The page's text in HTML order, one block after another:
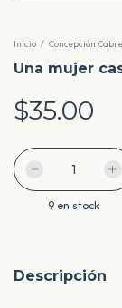
Inicio / Concepción
Una mujer
$35.00
9en stock
Descripción